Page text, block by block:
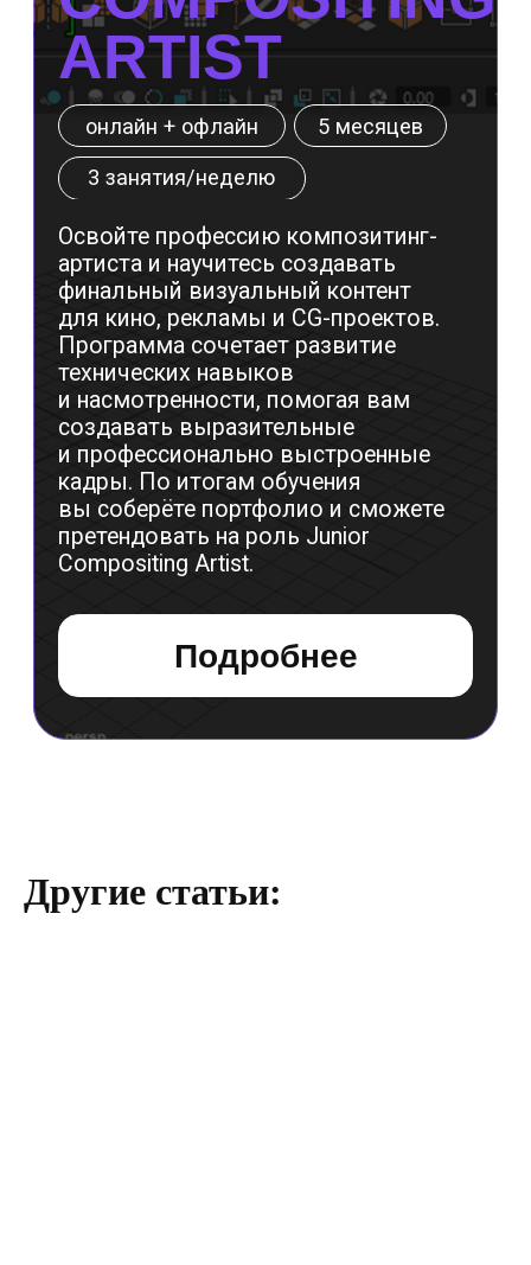
Другие статьи:
Центр дизайна Artplay
105120, Москва, ул. Нижняя Сыромятническая,
10, стр. 4, вход 4а
АНО ВО «Универсальный Университет»
INFO@SCREAM.SCHOOL
О школе
Программы
Работы студентов
Сотрудничество
Политика конфиденциальности
Публичная оферта
Лицензия
Способы оплаты и правила возврата
Лицензия на осуществление
образовательной деятельности АНО ВО
«Универсальный Университет»